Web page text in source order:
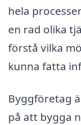
hela
en rad olika
förstå vilka
kunna fatta
Byggföretag
på att bygga